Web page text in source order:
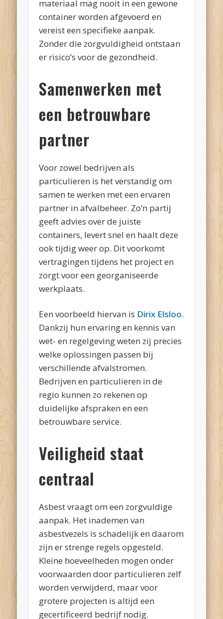
materiaal mag nooit in een gewone
container worden afgevoerd en
vereist een specifieke aanpak.
Zonder die zorgvuldigheid ontstaan
er risico’s voor de gezondheid.
Samenwerken met
een betrouwbare
partner
Voor zowel bedrijven als
particulieren is het verstandig om
samen te werken met een ervaren
partner in afvalbeheer. Zo’n partij
geeft advies over de juiste
containers, levert snel en haalt deze
ook tijdig weer op. Dit voorkomt
vertragingen tijdens het project en
zorgt voor een georganiseerde
werkplaats.
Een voorbeeld hiervan is Dirix Elsloo.
Dankzij hun ervaring en kennis van
wet- en regelgeving weten zij precies
welke oplossingen passen bij
verschillende afvalstromen.
Bedrijven en particulieren in de
regio kunnen zo rekenen op
duidelijke afspraken en een
betrouwbare service.
Veiligheid staat
centraal
Asbest vraagt om een zorgvuldige
aanpak. Het inademen van
asbestvezels is schadelijk en daarom
zijn er strenge regels opgesteld.
Kleine hoeveelheden mogen onder
voorwaarden door particulieren zelf
worden verwijderd, maar voor
grotere projecten is altijd een
gecertificeerd bedrijf nodig.